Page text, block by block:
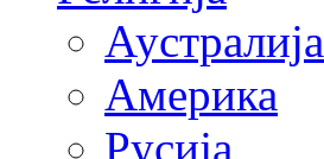
Аустралија
Америка
Русија